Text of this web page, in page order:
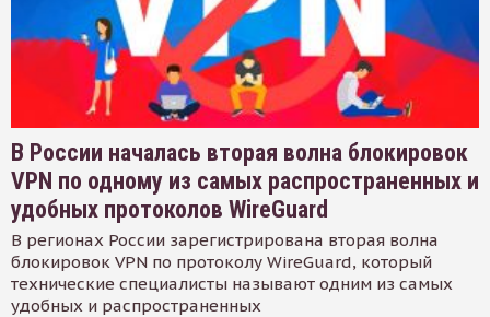
В России началась вторая волна блокировок
VPN по одному из самых распространенных и
удобных протоколов WireGuard
В регионах России зарегистрирована вторая волна
блокировок VPN по протоколу WireGuard, который
технические специалисты называют одним из самых
удобных и распространенных